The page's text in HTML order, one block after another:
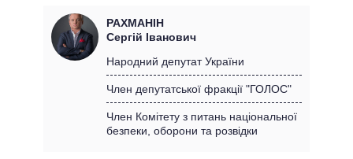
СТАТТІ
ДУМКИ
ОГЛЯДИ
ДАЙДЖЕСТИ
СВІТ
УСІ ПОЛІТИКИ
ПРЕЗИДЕНТ І ОФІС
КАБІНЕТ МІНІСТРІВ
ГОЛОВИ ОБЛАДМІНІСТРАЦІЙ
ІНФОГРАФІКА
ВІДЕО
ПІДТРИМАТИ
ПОРІВНЯННЯ ПОЛІТИКІВ
РАХМАНІН
Сергій Іванович
Народний депутат України
Член депутатської фракції "ГОЛОС"
Член Комітету з питань національної
безпеки, оборони та розвідки